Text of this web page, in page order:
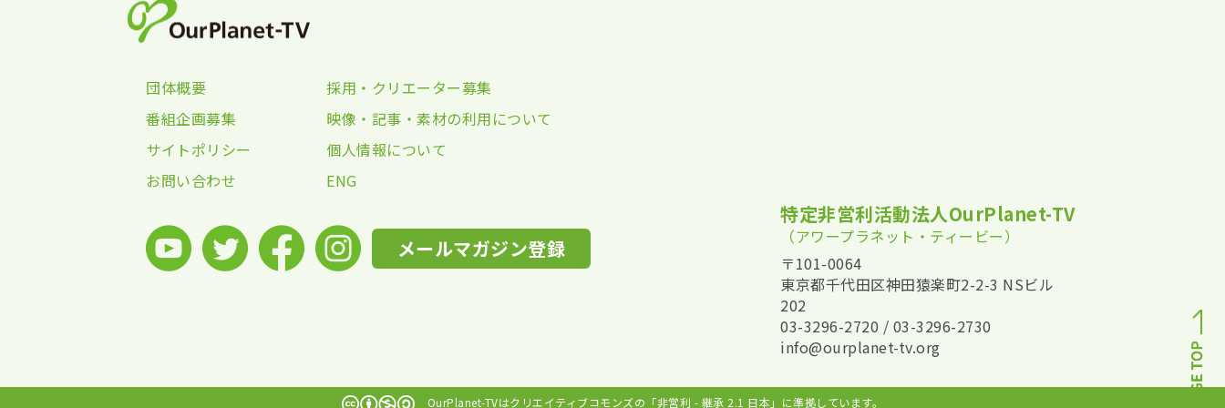
団体概要
採用・クリエーター募集
番組企画募集
映像・記事・素材の利用について
サイトポリシー
個人情報について
お問い合わせ
ENG
メールマガジン登録
特定非営利活動法人OurPlanet-TV
（アワープラネット・ティービー）
〒101-0064
東京都千代田区神田猿楽町2-2-3 NSビル
202
03-3296-2720 / 03-3296-2730
info@ourplanet-tv.org
OurPlanet-TVはクリエイティブコモンズの 「非営利 - 継承 2.1 日本」に準拠しています。